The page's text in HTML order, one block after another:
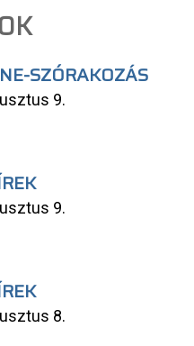
SZÓRAKOZÁS
9.
9.
8.